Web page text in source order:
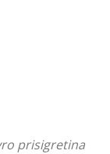
prisigretina